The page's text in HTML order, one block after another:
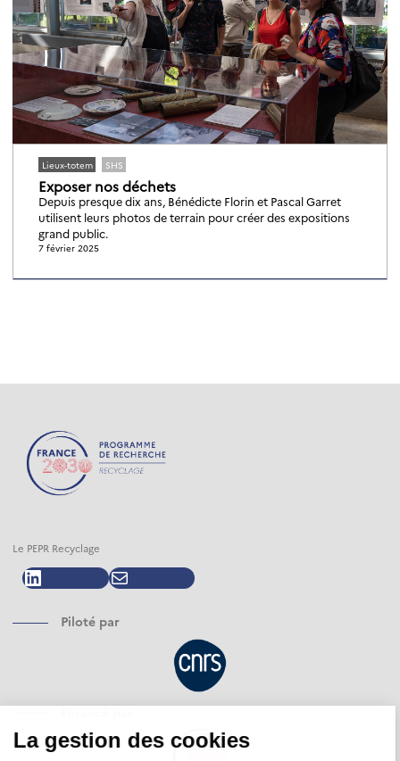
Lieux-totem SHS
Exposer nos déchets
Depuis presque dix ans, Bénédicte Florin et Pascal Garret
utilisent leurs photos de terrain pour créer des expositions
grand public.
7 février 2025
Le PEPR Recyclage
LinkedInE-mail
Piloté par
Financé par